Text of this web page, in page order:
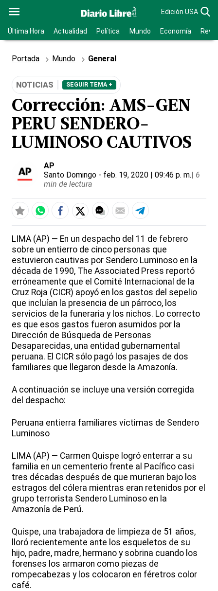
Edición USA
Última Hora Actualidad Política Mundo Economía
Portada Mundo General
NOTICIAS SEGUIR TEMA +
Corrección: AMS-GEN
PERU SENDERO-
LUMINOSO CAUTIVOS
AP
Santo Domingo - feb. 19, 2020 | 09:46 p. m.| 6
min de lectura
LIMA (AP) — En un despacho del 11 de febrero
sobre un entierro de cinco personas que
estuvieron cautivas por Sendero Luminoso en la
década de 1990, The Associated Press reportó
erróneamente que el Comité Internacional de la
Cruz Roja (CICR) apoyó en los gastos del sepelio
que incluían la presencia de un párroco, los
servicios de la funeraria y los nichos. Lo correcto
es que esos gastos fueron asumidos por la
Dirección de Búsqueda de Personas
Desaparecidas, una entidad gubernamental
peruana. El CICR sólo pagó los pasajes de dos
familiares que llegaron desde la Amazonía.
A continuación se incluye una versión corregida
del despacho:
Peruana entierra familiares víctimas de Sendero
Luminoso
LIMA (AP) — Carmen Quispe logró enterrar a su
familia en un cementerio frente al Pacífico casi
tres décadas después de que murieran bajo los
estragos del cólera mientras eran retenidos por el
grupo terrorista Sendero Luminoso en la
Amazonía de Perú.
Quispe, una trabajadora de limpieza de 51 años,
lloró recientemente ante los esqueletos de su
hijo, padre, madre, hermano y sobrina cuando los
forenses los armaron como piezas de
rompecabezas y los colocaron en féretros color
café.